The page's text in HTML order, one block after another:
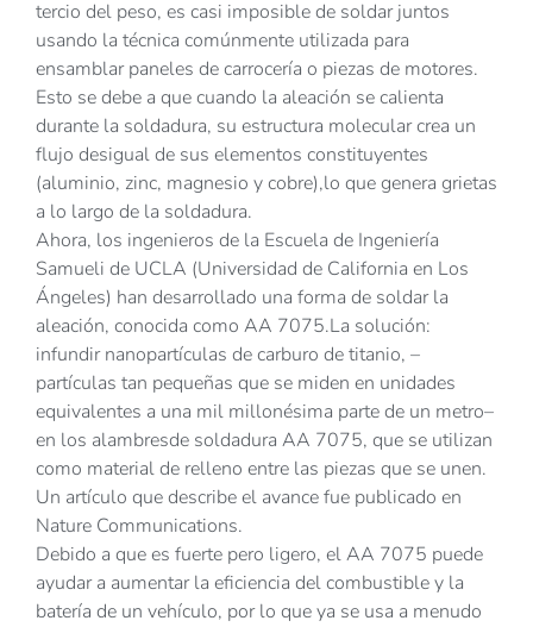
tercio del peso, es casi imposible de soldar juntos
usando la técnica comúnmente utilizada para
ensamblar paneles de carrocería o piezas de motores.
Esto se debe a que cuando la aleación se calienta
durante la soldadura, su estructura molecular crea un
flujo desigual de sus elementos constituyentes
(aluminio, zinc, magnesio y cobre),lo que genera grietas
a lo largo de la soldadura.
Ahora, los ingenieros de la Escuela de Ingeniería
Samueli de UCLA (Universidad de California en Los
Ángeles) han desarrollado una forma de soldar la
aleación, conocida como AA 7075.La solución:
infundir nanopartículas de carburo de titanio, –
partículas tan pequeñas que se miden en unidades
equivalentes a una mil millonésima parte de un metro–
en los alambresde soldadura AA 7075, que se utilizan
como material de relleno entre las piezas que se unen.
Un artículo que describe el avance fue publicado en
Nature Communications.
Debido a que es fuerte pero ligero, el AA 7075 puede
ayudar a aumentar la eficiencia del combustible y la
batería de un vehículo, por lo que ya se usa a menudo